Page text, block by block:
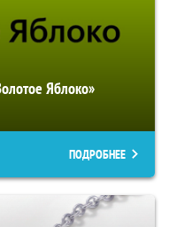
Яблоко»
ПОДРОБНЕЕ